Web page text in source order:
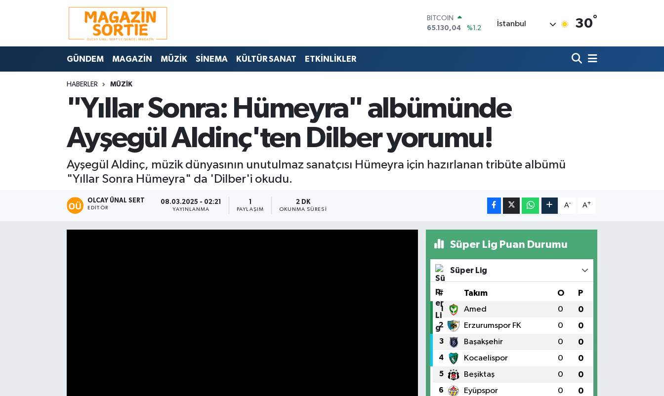
DOLAR
47,7106
%0.17
55,1652
%0.27
BİST100
13.773
%-19
BITCOIN
İstanbul 30°
GÜNDEM MAGAZİN MÜZİK SİNEMA KÜLTÜR SANAT ETKİNLİKLER
HABERLER MÜZİK
"Yıllar Sonra: Hümeyra" albümünde
Ayşegül Aldinç'ten Dilber yorumu!
Ayşegül Aldinç, müzik dünyasının unutulmaz sanatçısı Hümeyra için hazırlanan tribüte albümü
"Yıllar Sonra Hümeyra" da 'Dilber'i okudu.
OLCAY ÜNAL SERT
EDITÖR
08.03.2025 - 02:21
YAYINLANMA
1
PAYLAŞIM
2 DK
OKUNMA SÜRESI
A- A+
Süper Lig Puan Durumu
Süper Lig
# Takım O P
1 Amed 0 0
2 Erzurumspor FK 0 0
3 Başakşehir 0 0
4 Kocaelispor 0 0
5 Beşiktaş 0 0
6 Eyüpspor 0 0
Nöbetçi Eczaneler
Hava Durumu
Trafik Durumu
Süper Lig Puan Durumu ve Fikstür
Tüm Manşetler
Son Dakika Haberleri